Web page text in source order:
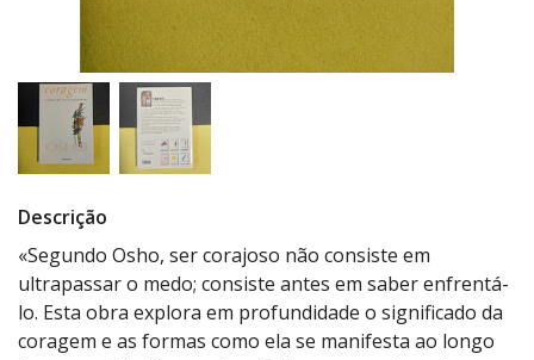
Descrição
«Segundo Osho, ser corajoso não consiste em
ultrapassar o medo; consiste antes em saber enfrentá-
lo. Esta obra explora em profundidade o significado da
coragem e as formas como ela se manifesta ao longo